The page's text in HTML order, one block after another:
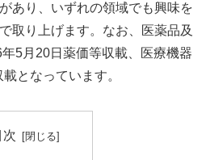
あり、いずれの領域でも興味を
取り上げます。なお、医薬品及
5月20日薬価等収載、医療機器
となっています。
次